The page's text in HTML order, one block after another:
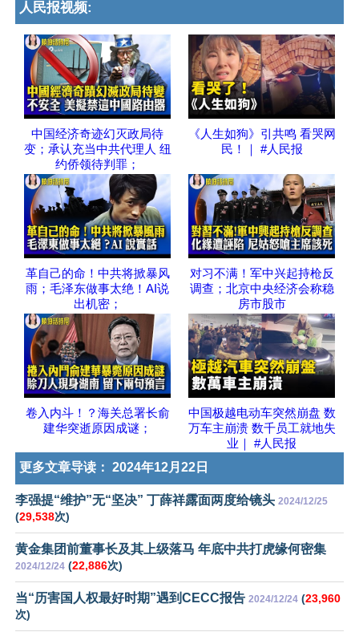
人民报视频:
中国经济奇迹幻灭政局待
变；承认充当中共代理人 纽
约侨领待判罪；
《人生如狗》引共鸣 看哭网
民！｜ #人民报
革自己的命！中共将掀暴风
雨；毛泽东做事太绝！AI说
出机密；
对习不满！军中兴起持枪反
调查；北京中央经济会称稳
房市股市
卷入内斗！？海关总署长俞
建华突逝原因成谜；
中国极越电动车突然崩盘 数
万车主崩溃 数千员工就地失
业｜ #人民报
更多文章导读： 2024年12月22日
李强提“维护”无“坚决” 丁薛祥露面两度给镜头 2024/12/25
(29,538次)
黄金集团前董事长及其上级落马 年底中共打虎缘何密集
2024/12/24 (22,886次)
当“历害国人权最好时期”遇到CECC报告 2024/12/24 (23,960
次)